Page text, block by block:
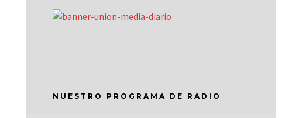
NUESTRO PROGRAMA DE RADIO